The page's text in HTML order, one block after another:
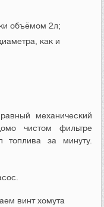
объёмом 2л;
как и
механический
чистом фильтре
топлива за минуту.
винт хомута